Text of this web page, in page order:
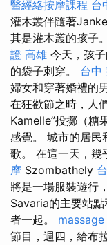
醫經絡按摩課程 台
灌木叢伴隨著
其是灌木叢的孩子。
證 高雄 今天，孩
的袋子刺穿。 台中
婦女和穿著婚禮的
在狂歡節之時，人
Kamelle”投擲（糖
感覺。 城市的居民
歌。 在這一天，幾
摩 Szombathely
將是一場服裝遊行
Savaria的主要站
者一起。 massage
節目，週四，給布